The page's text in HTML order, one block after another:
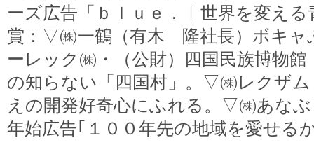
ーズ広告「ｂｌｕｅ．︱世界を変え
賞：▽㈱一鶴（有木 隆社長）ボキャ
ーレック㈱・（公財）四国民族博物
の知らない「四国村」。▽㈱レクザ
えの開発好奇心にふれる。▽㈱あな
年始広告｢１００年先の地域を愛せる